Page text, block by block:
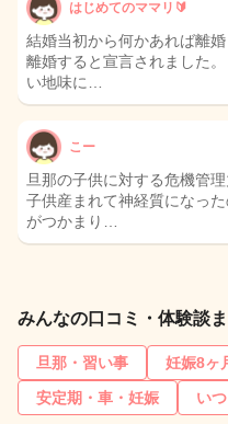
はじめてのママリ🔰
結婚当初から何かあれば離
離婚すると宣言されました
い地味に…
こー
旦那の子供に対する危機管
子供産まれて神経質になっ
がつかまり…
みんなの口コミ・体験談
旦那・習い事 妊娠8ヶ
安定期・車・妊娠
い